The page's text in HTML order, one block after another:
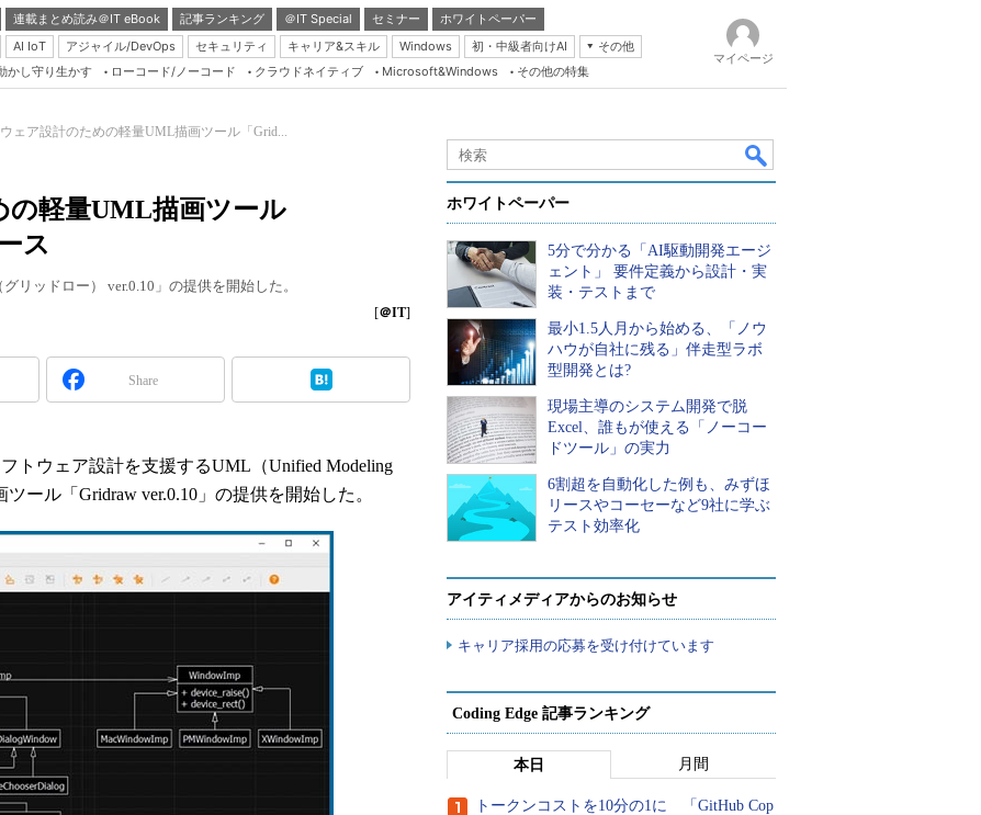
連載まとめ読み＠IT eBook 記事ランキング ＠IT Special セミナー
ホワイトペーパー
AI IoT アジャイル/DevOps セキュリティ キャリア&スキル Windows 初・中級者向けAI
その他
Server & Storage
Database Expert
Master of IP Network
Test & Tools
ブログ
かし守り生かす ローコード/ノーコード クラウドネイティブ Microsoft&Windows その他の特集
マイページ
ェア設計のための軽量UML描画ツール「Grid...
の軽量UML描画ツール
ス
リッドロー） ver.0.10」の提供を開始した。
[＠IT]
Share
トウェア設計を支援するUML（Unified Modeling
ール「Gridraw ver.0.10」の提供を開始した。
ホワイトペーパー
5分で分かる「AI駆動開発エージ
ェント」 要件定義から設計・実
装・テストまで
最小1.5人月から始める、「ノウ
ハウが自社に残る」伴走型ラボ
型開発とは?
現場主導のシステム開発で脱
Excel、誰もが使える「ノーコー
ドツール」の実力
6割超を自動化した例も、みずほ
リースやコーセーなど9社に学ぶ
テスト効率化
アイティメディアからのお知らせ
キャリア採用の応募を受け付けています
Coding Edge 記事ランキング
本日 月間
トークンコストを10分の1に 「GitHub Cop